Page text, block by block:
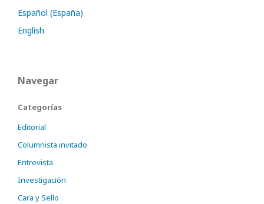
Español (España)
English
Navegar
Categorías
Editorial
Columnista invitado
Entrevista
Investigación
Cara y Sello